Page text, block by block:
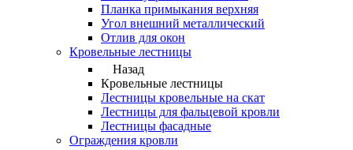
Планка примыкания верхняя
Угол внешний металлический
Отлив для окон
Кровельные лестницы
Назад
Кровельные лестницы
Лестницы кровельные на скат
Лестницы для фальцевой кровли
Лестницы фасадные
Ограждения кровли